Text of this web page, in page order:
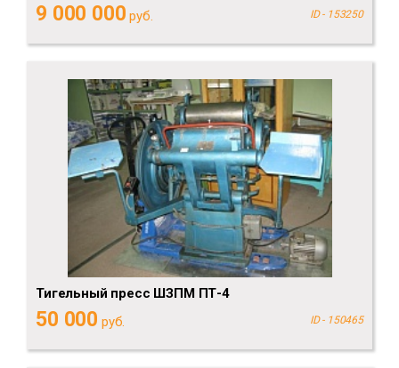
9 000 000 руб. ID - 153250
Тигельный пресс ШЗПМ ПТ-4
50 000 руб. ID - 150465